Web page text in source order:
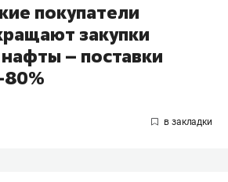
покупатели
закупки
– поставки